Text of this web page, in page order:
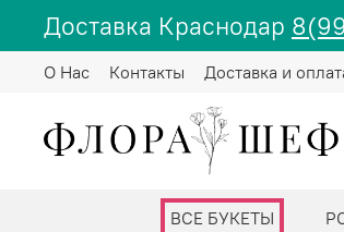
Доставка Краснодар
О Нас Контакты Доставка и
ВСЕ БУКЕТЫ